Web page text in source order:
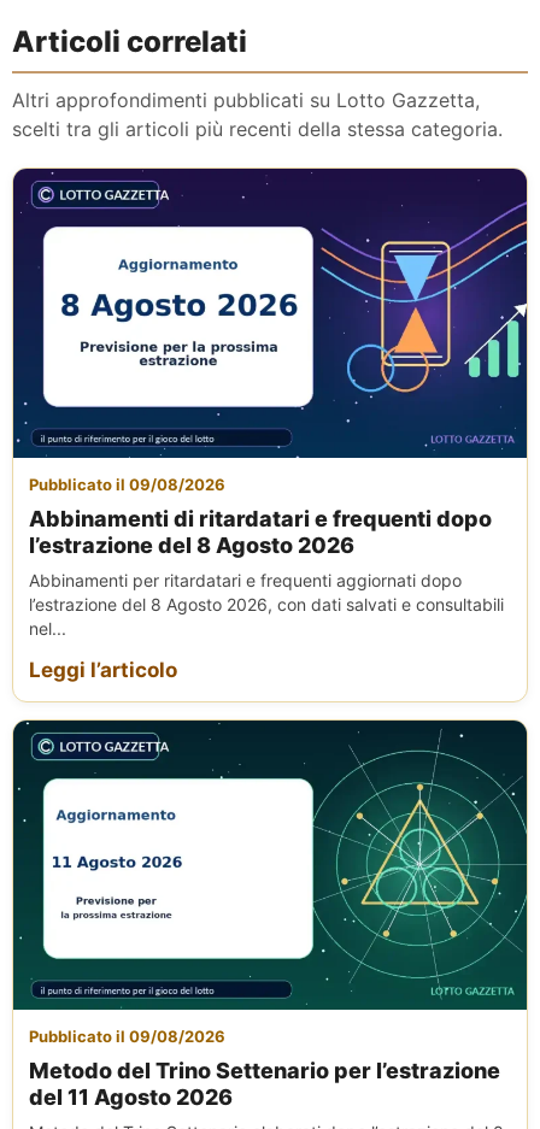
Articoli correlati
Altri approfondimenti pubblicati su Lotto Gazzetta,
scelti tra gli articoli più recenti della stessa categoria.
Pubblicato il 09/08/2026
Abbinamenti di ritardatari e frequenti dopo
l’estrazione del 8 Agosto 2026
Abbinamenti per ritardatari e frequenti aggiornati dopo
l’estrazione del 8 Agosto 2026, con dati salvati e consultabili
nel...
Leggi l’articolo
Pubblicato il 09/08/2026
Metodo del Trino Settenario per l’estrazione
del 11 Agosto 2026